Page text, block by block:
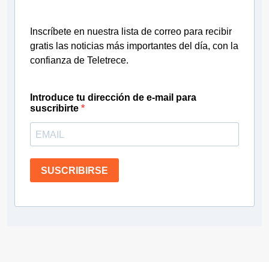
Inscríbete en nuestra lista de correo para recibir
gratis las noticias más importantes del día, con la
confianza de Teletrece.
Introduce tu dirección de e-mail para
suscribirte
SUSCRIBIRSE